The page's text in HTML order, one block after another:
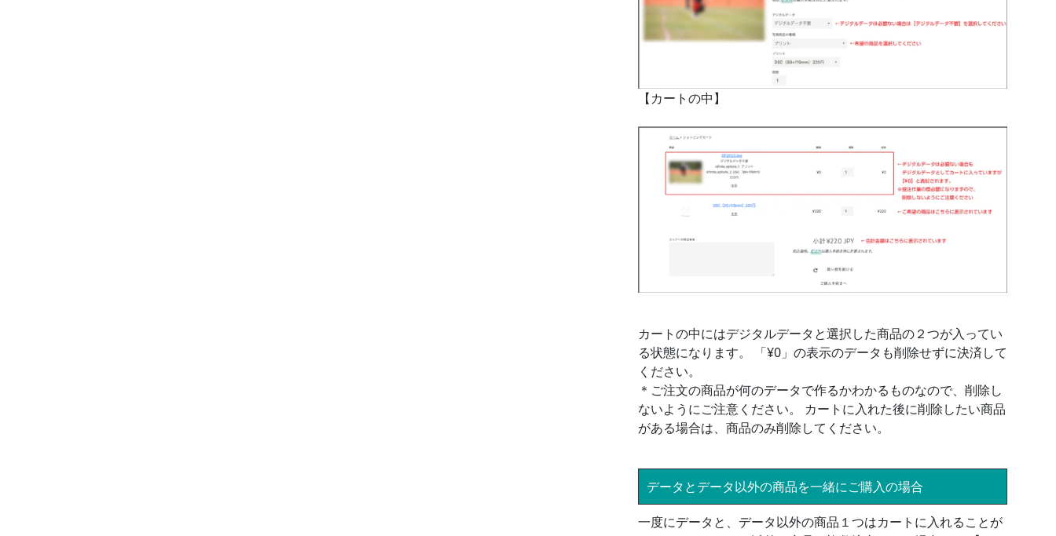
【カートの中】
カートの中にはデジタルデータと選択した商品の２つが入ってい
る状態になります。 「¥0」の表示のデータも削除せずに決済して
ください。
＊ご注文の商品が何のデータで作るかわかるものなので、削除し
ないようにご注意ください。 カートに入れた後に削除したい商品
がある場合は、商品のみ削除してください。
データとデータ以外の商品を一緒にご購入の場合
一度にデータと、データ以外の商品１つはカートに入れることが